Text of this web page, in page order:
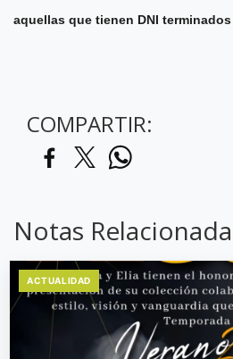
aquellas que tienen DNI terminados
COMPARTIR:
Notas
ACTUALIDAD